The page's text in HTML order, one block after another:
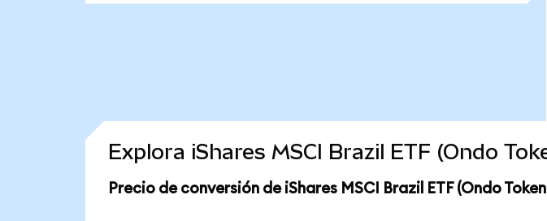
Explora iShares MSCI Brazil ETF (Ondo
Precio de conversión de iShares MSCI Brazil ETF (Ondo